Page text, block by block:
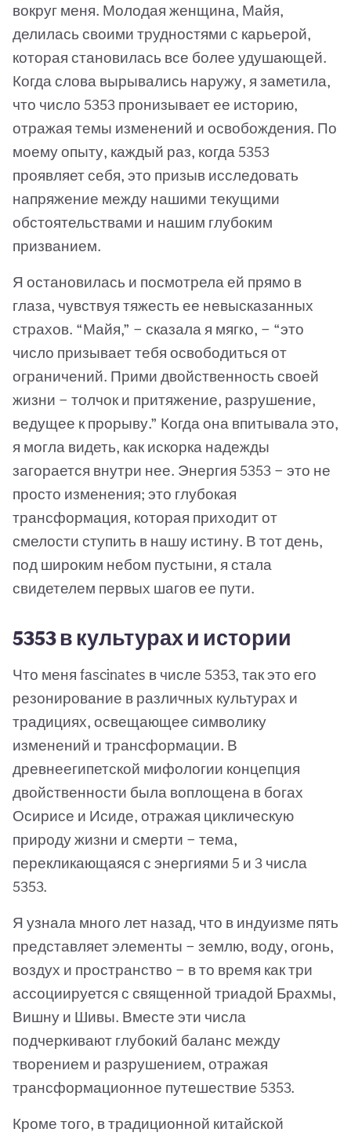
вокруг меня. Молодая женщина, Майя,
делилась своими трудностями с карьерой,
которая становилась все более удушающей.
Когда слова вырывались наружу, я заметила,
что число 5353 пронизывает ее историю,
отражая темы изменений и освобождения. По
моему опыту, каждый раз, когда 5353
проявляет себя, это призыв исследовать
напряжение между нашими текущими
обстоятельствами и нашим глубоким
призванием.
Я остановилась и посмотрела ей прямо в
глаза, чувствуя тяжесть ее невысказанных
страхов. “Майя,” — сказала я мягко, — “это
число призывает тебя освободиться от
ограничений. Прими двойственность своей
жизни — толчок и притяжение, разрушение,
ведущее к прорыву.” Когда она впитывала это,
я могла видеть, как искорка надежды
загорается внутри нее. Энергия 5353 — это не
просто изменения; это глубокая
трансформация, которая приходит от
смелости ступить в нашу истину. В тот день,
под широким небом пустыни, я стала
свидетелем первых шагов ее пути.
5353 в культурах и истории
Что меня fascinates в числе 5353, так это его
резонирование в различных культурах и
традициях, освещающее символику
изменений и трансформации. В
древнеегипетской мифологии концепция
двойственности была воплощена в богах
Осирисе и Исиде, отражая циклическую
природу жизни и смерти — тема,
перекликающаяся с энергиями 5 и 3 числа
5353.
Я узнала много лет назад, что в индуизме пять
представляет элементы — землю, воду, огонь,
воздух и пространство — в то время как три
ассоциируется с священной триадой Брахмы,
Вишну и Шивы. Вместе эти числа
подчеркивают глубокий баланс между
творением и разрушением, отражая
трансформационное путешествие 5353.
Кроме того, в традиционной китайской